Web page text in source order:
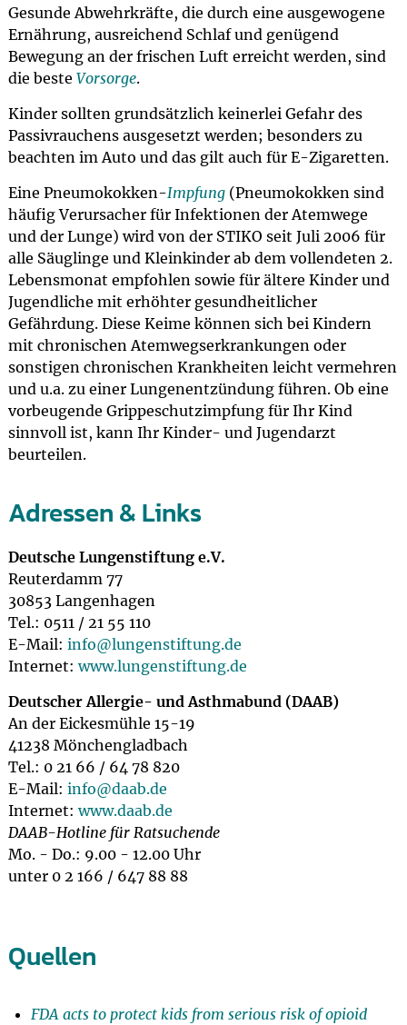
Gesunde Abwehrkräfte, die durch eine ausgewogene
Ernährung, ausreichend Schlaf und genügend
Bewegung an der frischen Luft erreicht werden, sind
die beste Vorsorge.
Kinder sollten grundsätzlich keinerlei Gefahr des
Passivrauchens ausgesetzt werden; besonders zu
beachten im Auto und das gilt auch für E-Zigaretten.
Eine Pneumokokken-Impfung(Pneumokokken sind
häufig Verursacher für Infektionen der Atemwege
und der Lunge) wird von der STIKO seit Juli 2006 für
alle Säuglinge und Kleinkinder ab dem vollendeten 2.
Lebensmonat empfohlen sowie für ältere Kinder und
Jugendliche mit erhöhter gesundheitlicher
Gefährdung. Diese Keime können sich bei Kindern
mit chronischen Atemwegserkrankungen oder
sonstigen chronischen Krankheiten leicht vermehren
und u.a. zu einer Lungenentzündung führen. Ob eine
vorbeugende Grippeschutzimpfung für Ihr Kind
sinnvoll ist, kann Ihr Kinder- und Jugendarzt
beurteilen.
Adressen & Links
Deutsche Lungenstiftung e.V.
Reuterdamm 77
30853 Langenhagen
Tel.: 0511 / 21 55 110
E-Mail: info@lungenstiftung.de
Internet:www.lungenstiftung.de
Deutscher Allergie- und Asthmabund (DAAB)
An der Eickesmühle 15-19
41238 Mönchengladbach
Tel.: 0 21 66 / 64 78 820
E-Mail: info@daab.de
Internet:www.daab.de
DAAB-Hotline für Ratsuchende
Mo. - Do.: 9.00 - 12.00 Uhr
unter 0 2 166 / 647 88 88
Quellen
FDA acts to protect kids from serious risk of opioid